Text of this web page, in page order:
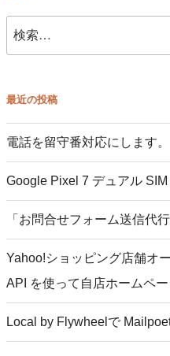
検
索:
最近の投稿
電話を留守番対応にします。
Google Pixel 7 デュアル
「お問合せフォーム送信代
Yahoo!ショッピング店舗オ
API を使って自店ホームペ
Local by Flywheelで